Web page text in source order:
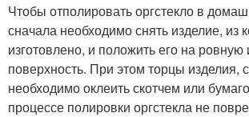
Чтобы отполировать оргстекло в
сначала необходимо снять изделие, из
изготовлено, и положить его на
поверхность. При этом торцы изделия,
необходимо оклеить скотчем или
процессе полировки оргстекла не